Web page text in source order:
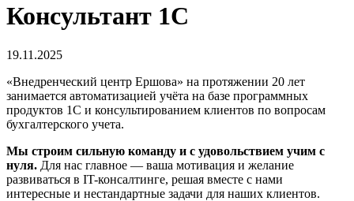
Консультант 1С
19.11.2025
«Внедренческий центр Ершова» на протяжении 20 лет
занимается автоматизацией учёта на базе программных
продуктов 1С и консультированием клиентов по вопросам
бухгалтерского учета.
Мы строим сильную команду и с удовольствием учим с
нуля. Для нас главное — ваша мотивация и желание
развиваться в IT-консалтинге, решая вместе с нами
интересные и нестандартные задачи для наших клиентов.